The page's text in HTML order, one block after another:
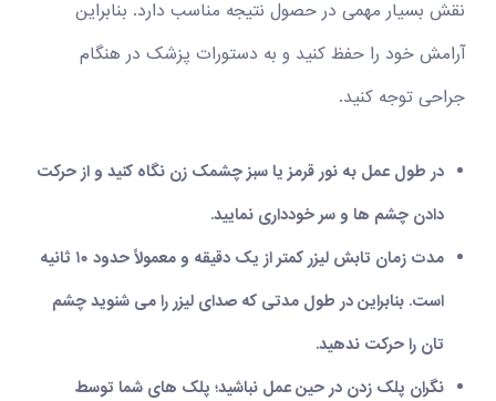
نقش بسیار مهمی در حصول نتیجه مناسب دارد. بنابراین
آرامش خود را حفظ کنید و به دستورات پزشک در هنگام
جراحی توجه کنید.
در طول عمل به نور قرمز یا سبز چشمک زن نگاه کنید و از حرکت
دادن چشم ها و سر خودداری نمایید.
مدت زمان تابش لیزر کمتر از یک دقیقه و معمولاً حدود ۱۰ ثانیه
است. بنابراین در طول مدتی که صدای لیزر را می شنوید چشم
تان را حرکت ندهید.
نگران پلک زدن در حین عمل نباشید؛ پلک های شما توسط